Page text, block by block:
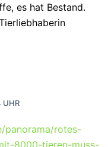
es hat Bestand.
UHR
panorama/rotes-